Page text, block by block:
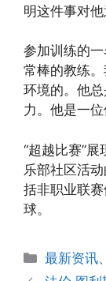
明这件事对
参加训练的
常棒的教练
环境的。他
力。他是一
“超越比赛”
乐部社区活
括非职业联
球。
分
类
最新资讯